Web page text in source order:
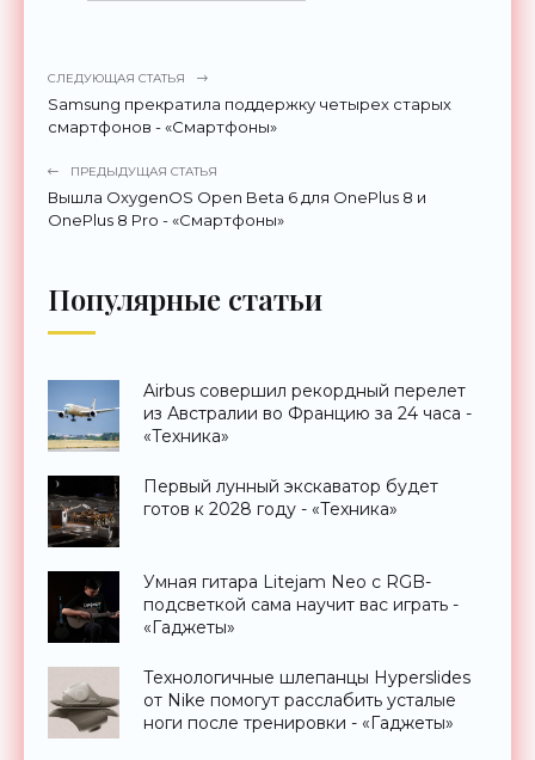
СЛЕДУЮЩАЯ СТАТЬЯ
Samsung прекратила поддержку четырех старых
смартфонов - «Смартфоны»
ПРЕДЫДУЩАЯ СТАТЬЯ
Вышла OxygenOS Open Beta 6 для OnePlus 8 и
OnePlus 8 Pro - «Смартфоны»
Популярные статьи
Airbus совершил рекордный перелет
из Австралии во Францию за 24 часа -
«Техника»
Первый лунный экскаватор будет
готов к 2028 году - «Техника»
Умная гитара Litejam Neo с RGB-
подсветкой сама научит вас играть -
«Гаджеты»
Технологичные шлепанцы Hyperslides
от Nike помогут расслабить усталые
ноги после тренировки - «Гаджеты»